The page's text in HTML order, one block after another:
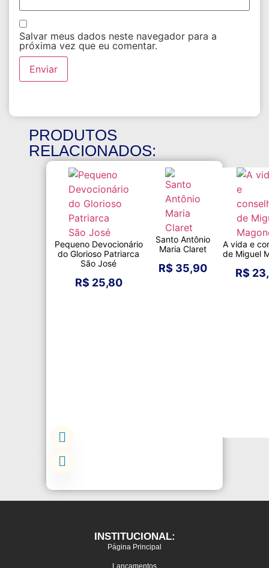
Salvar meus dados neste navegador para a
próxima vez que eu comentar.
PRODUTOS
RELACIONADOS:
Pequeno Devocionário
do Glorioso Patriarca
São José
R$ 25,80
Santo Antônio
Maria Claret
R$ 35,90
A vida e
de Miguel
R$
INSTITUCIONAL:
Página Principal
Lançamentos